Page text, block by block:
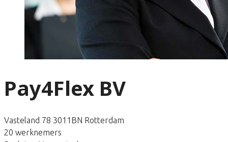
Pay4Flex BV
Vasteland 78 3011BN Rotterdam
20 werknemers